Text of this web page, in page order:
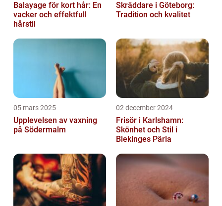
Balayage för kort hår: En
vacker och effektfull
hårstil
Skräddare i Göteborg:
Tradition och kvalitet
05 mars 2025
Upplevelsen av vaxning
på Södermalm
02 december 2024
Frisör i Karlshamn:
Skönhet och Stil i
Blekinges Pärla